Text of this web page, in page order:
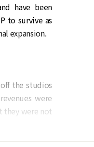
have been
to survive as
expansion.
the studios
were
they were not